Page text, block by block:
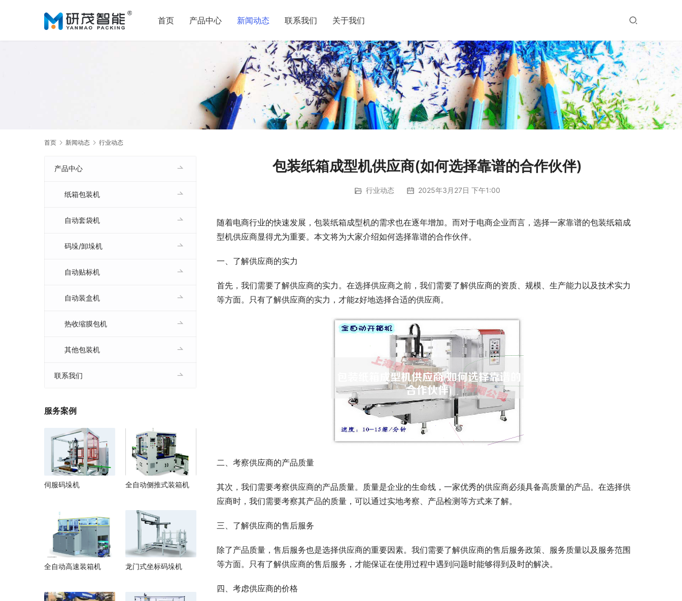
首页 产品中心 新闻动态 联系我们 关于我们
首页 新闻动态 行业动态
包装纸箱成型机供应商(如何选择靠谱的合作伙伴)
行业动态 2025年3月27日 下午1:00
随着电商行业的快速发展，包装纸箱成型机的需求也在逐年增加。而对于电商企业而言，选择一家靠谱的包装纸箱成
型机供应商显得尤为重要。本文将为大家介绍如何选择靠谱的合作伙伴。
一、了解供应商的实力
首先，我们需要了解供应商的实力。在选择供应商之前，我们需要了解供应商的资质、规模、生产能力以及技术实力
等方面。只有了解供应商的实力，才能z好地选择合适的供应商。
二、考察供应商的产品质量
其次，我们需要考察供应商的产品质量。质量是企业的生命线，一家优秀的供应商必须具备高质量的产品。在选择供
应商时，我们需要考察其产品的质量，可以通过实地考察、产品检测等方式来了解。
三、了解供应商的售后服务
除了产品质量，售后服务也是选择供应商的重要因素。我们需要了解供应商的售后服务政策、服务质量以及服务范围
等方面。只有了解供应商的售后服务，才能保证在使用过程中遇到问题时能够得到及时的解决。
四、考虑供应商的价格
产品中心
纸箱包装机
自动套袋机
码垛/卸垛机
自动贴标机
自动装盒机
热收缩膜包机
其他包装机
联系我们
服务案例
伺服码垛机 全自动侧推式装箱机
全自动高速装箱机 龙门式坐标码垛机